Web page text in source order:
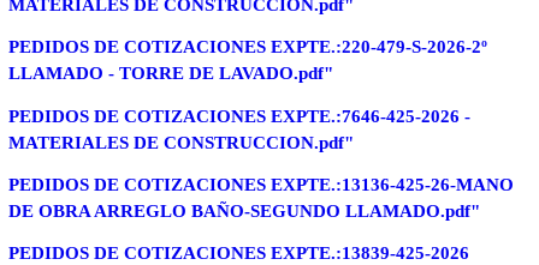
MATERIALES DE CONSTRUCCION.pdf"
PEDIDOS DE COTIZACIONES EXPTE.:220-479-S-2026-2º
LLAMADO - TORRE DE LAVADO.pdf"
PEDIDOS DE COTIZACIONES EXPTE.:7646-425-2026 -
MATERIALES DE CONSTRUCCION.pdf"
PEDIDOS DE COTIZACIONES EXPTE.:13136-425-26-MANO
DE OBRA ARREGLO BAÑO-SEGUNDO LLAMADO.pdf"
PEDIDOS DE COTIZACIONES EXPTE.:13839-425-2026